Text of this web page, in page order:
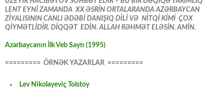
LENT EYNİ ZAMANDA XX ƏSRİN ORTALARANDA AZƏRBAYCAN
ZİYALISININ CANLI ƏDƏBİ DANIŞIQ DİLİ VƏ NİTQİ KİMİ ÇOX
QİYMƏTLİDİR. DİQQƏT EDİN. ALLAH RƏHMƏT ELƏSİN. AMİN.
Azərbaycanın İlk Veb Saytı (1995)
========= ÖRNƏK YAZARLAR =========
Lev Nikolayeviç Tolstoy